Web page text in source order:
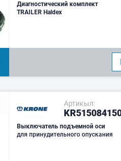
Диагностический комплект
TRAILER Haldex
Артикыл:
Выключатель подъемной оси
для принудительного опускания